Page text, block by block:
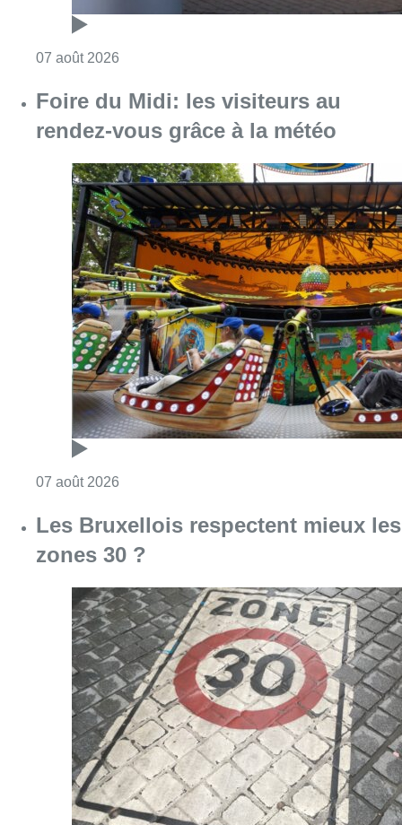
07 août 2026 Consulter l'article "Foire du Midi: les
Les Bruxellois respectent mieux les
zones 30 ?
07 août 2026Consulter l'article "Les Bruxellois
Deux mineurs interpellés après un
vol à main armée dans un
commerce bruxellois